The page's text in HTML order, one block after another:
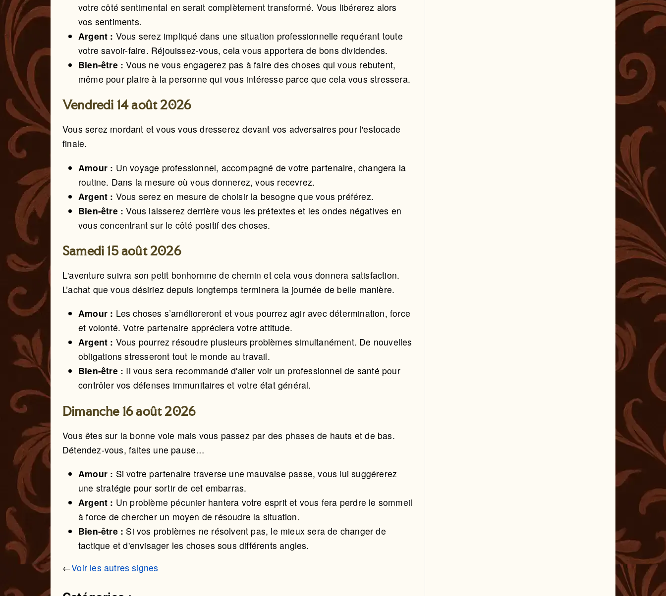
votre côté sentimental en serait complètement transformé. Vous libérerez alors
vos sentiments.
Argent : Vous serez impliqué dans une situation professionnelle requérant toute
votre savoir-faire. Réjouissez-vous, cela vous apportera de bons dividendes.
Bien-être :Vous ne vous engagerez pas à faire des choses qui vous rebutent,
même pour plaire à la personne qui vous intéresse parce que cela vous stressera.
Vendredi 14 août 2026
Vous serez mordant et vous vous dresserez devant vos adversaires pour l'estocade
finale.
Amour : Un voyage professionnel, accompagné de votre partenaire, changera la
routine. Dans la mesure où vous donnerez, vous recevrez.
Argent : Vous serez en mesure de choisir la besogne que vous préférez.
Bien-être :Vous laisserez derrière vous les prétextes et les ondes négatives en
vous concentrant sur le côté positif des choses.
Samedi 15 août 2026
L'aventure suivra son petit bonhomme de chemin et cela vous donnera satisfaction.
L’achat que vous désiriez depuis longtemps terminera la journée de belle manière.
Amour : Les choses s’amélioreront et vous pourrez agir avec détermination, force
et volonté. Votre partenaire appréciera votre attitude.
Argent : Vous pourrez résoudre plusieurs problèmes simultanément. De nouvelles
obligations stresseront tout le monde au travail.
Bien-être : Il vous sera recommandé d'aller voir un professionnel de santé pour
contrôler vos défenses immunitaires et votre état général.
Dimanche 16 août 2026
Vous êtes sur la bonne voie mais vous passez par des phases de hauts et de bas.
Détendez-vous, faites une pause…
Amour : Si votre partenaire traverse une mauvaise passe, vous lui suggérerez
une stratégie pour sortir de cet embarras.
Argent : Un problème pécunier hantera votre esprit et vous fera perdre le sommeil
à force de chercher un moyen de résoudre la situation.
Bien-être : Si vos problèmes ne résolvent pas, le mieux sera de changer de
tactique et d'envisager les choses sous différents angles.
←Voir les autres signes